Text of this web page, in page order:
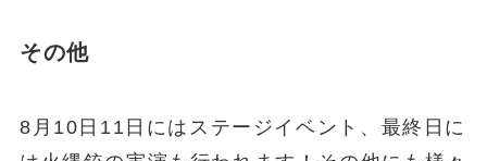
その他
8月10日11日にはステージイベント、最終日に